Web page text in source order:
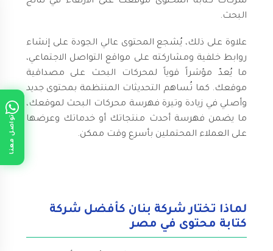
تواصل معنا
البحث.
علاوة على ذلك، يُشجع المحتوى عالي الجودة على إنشاء
روابط خلفية ومشاركته على مواقع التواصل الاجتماعي،
ما يُعدّ مؤشراً قوياً لمحركات البحث على مصداقية
موقعك. كما تُساهم التحديثات المنتظمة بمحتوى جديد
وأصلي في زيادة وتيرة فهرسة محركات البحث لموقعك،
ما يضمن فهرسة أحدث منتجاتك أو خدماتك وعرضها
على العملاء المحتملين بأسرع وقت ممكن.
لماذا تختار شركة بنان كأفضل شركة
كتابة محتوى في مصر